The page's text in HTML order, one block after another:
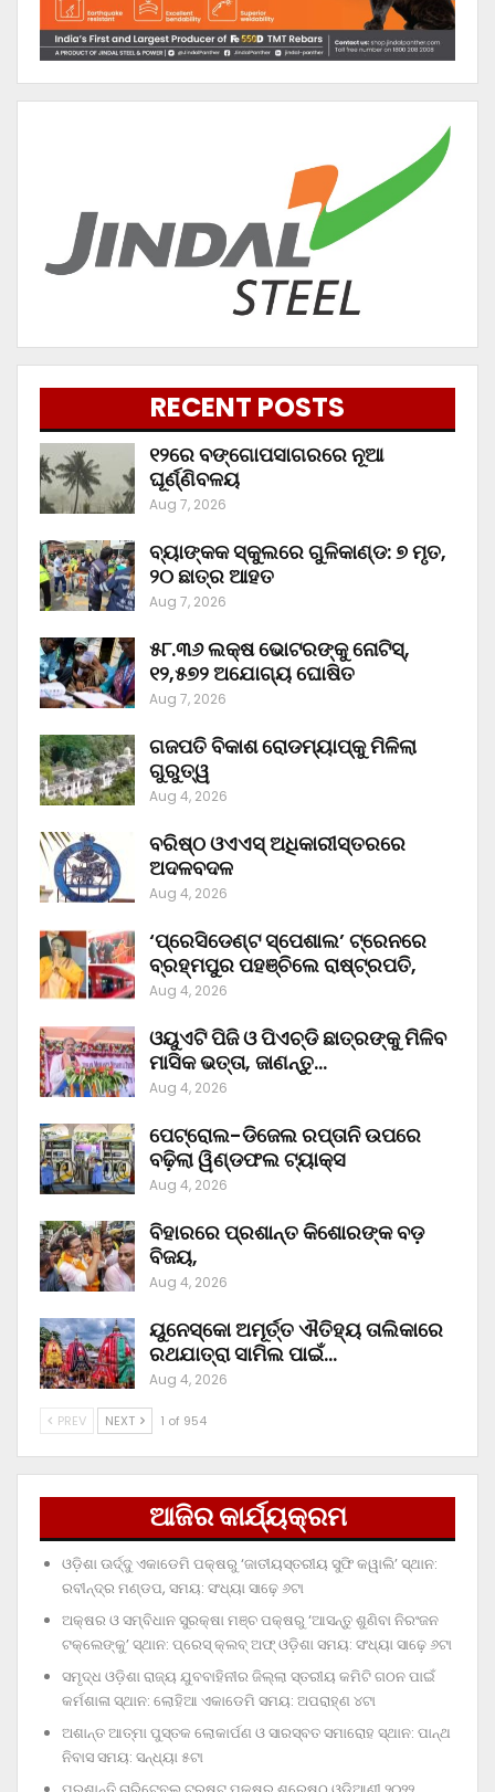
RECENT POSTS
୧୨ରେ ବଙ୍ଗୋପସାଗରରେ ନୂଆ
ଘୂର୍ଣ୍ଣିବଳୟ
Aug 7, 2026
ବ୍ୟାଙ୍କକ ସ୍କୁଲରେ ଗୁଳିକାଣ୍ଡ: ୭ ମୃତ,
୨୦ ଛାତ୍ର ଆହତ
Aug 7, 2026
୫୮.୩୬ ଲକ୍ଷ ଭୋଟରଙ୍କୁ ନୋଟିସ୍‌,
୧୨,୫୭୨ ଅଯୋଗ୍ୟ ଘୋଷିତ
Aug 7, 2026
ଗଜପତି ବିକାଶ ରୋଡମ୍ୟାପ୍‌କୁ ମିଳିଲା
ଗୁରୁତ୍ୱ
Aug 4, 2026
ବରିଷ୍ଠ ଓଏଏସ୍‌ ଅଧିକାରୀସ୍ତରରେ
ଅଦଳବଦଳ
Aug 4, 2026
‘ପ୍ରେସିଡେଣ୍ଟ ସ୍ପେଶାଲ’ ଟ୍ରେନରେ
ବ୍ରହ୍ମପୁର ପହଞ୍ଚିଲେ ରାଷ୍ଟ୍ରପତି,
Aug 4, 2026
ଓୟୁଏଟି ପିଜି ଓ ପିଏଚ୍‌ଡି ଛାତ୍ରଙ୍କୁ ମିଳିବ
ମାସିକ ଭତ୍ତା, ଜାଣନ୍ତୁ…
Aug 4, 2026
ପେଟ୍ରୋଲ-ଡିଜେଲ ରପ୍ତାନି ଉପରେ
ବଢ଼ିଲା ୱିଣ୍ଡଫଲ ଟ୍ୟାକ୍ସ
Aug 4, 2026
ବିହାରରେ ପ୍ରଶାନ୍ତ କିଶୋରଙ୍କ ବଡ଼
ବିଜୟ,
Aug 4, 2026
ୟୁନେସ୍କୋ ଅମୂର୍ତ୍ତ ଐତିହ୍ୟ ତାଲିକାରେ
ରଥଯାତ୍ରା ସାମିଲ ପାଇଁ…
Aug 4, 2026
PREV NEXT 1 of 954
ଆଜିର କାର୍ଯ୍ୟକ୍ରମ
ଓଡ଼ିଶା ଊର୍ଦ୍ଦୁ ଏକାଡେମି ପକ୍ଷରୁ ‘ଜାତୀୟସ୍ତରୀୟ ସୁଫି କୱାଲି’ ସ୍ଥାନ:
ରବୀନ୍ଦ୍ର ମଣ୍ଡପ, ସମୟ: ସଂଧ୍ୟା ସାଢ଼େ ୬ଟା
ଅକ୍ଷର ଓ ସମ୍ବିଧାନ ସୁରକ୍ଷା ମଞ୍ଚ ପକ୍ଷରୁ ‘ଆସନ୍ତୁ ଶୁଣିବା ନିରଂଜନ
ଟକ୍‌ଲେଙ୍କୁ’ ସ୍ଥାନ: ପ୍ରେସ୍‌ କ୍ଲବ୍‌ ଅଫ୍‌ ଓଡ଼ିଶା ସମୟ: ସଂଧ୍ୟା ସାଢ଼େ ୬ଟା
ସମୃଦ୍ଧ ଓଡ଼ିଶା ରାଜ୍ୟ ଯୁବବାହିନୀର ଜିଲ୍ଲା ସ୍ତରୀୟ କମିଟି ଗଠନ ପାଇଁ
କର୍ମଶାଳା ସ୍ଥାନ: ଲୋହିଆ ଏକାଡେମି ସମୟ: ଅପରାହ୍‌ଣ ୪ଟା
ଅଶାନ୍ତ ଆତ୍ମା ପୁସ୍ତକ ଲୋକାର୍ପଣ ଓ ସାରସ୍ବତ ସମାରୋହ ସ୍ଥାନ: ପାନ୍ଥ
ନିବାସ ସମୟ: ସନ୍ଧ୍ୟା ୫ଟା